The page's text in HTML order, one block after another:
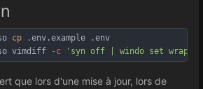
cp .env.example .env
vimdiff -c 'syn off | windo set wrap |
que lors d'une mise à jour, lors de